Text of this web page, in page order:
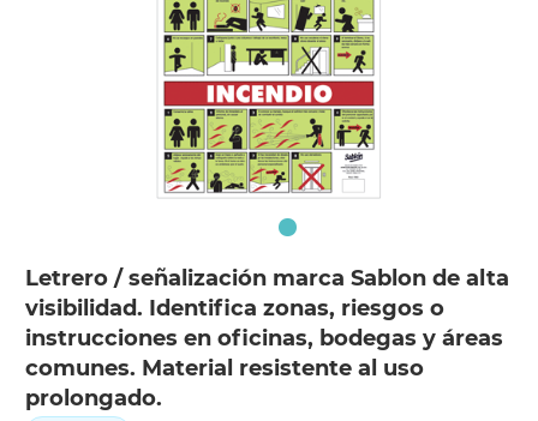
Letrero / señalización marca Sablon de alta
visibilidad. Identifica zonas, riesgos o
instrucciones en oficinas, bodegas y áreas
comunes. Material resistente al uso
prolongado.